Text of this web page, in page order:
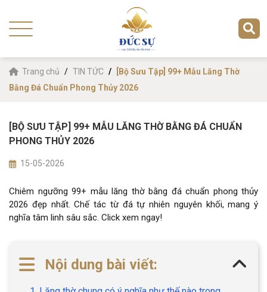
Trang chủ TIN TỨC
[Bộ Sưu Tập] 99+ Mẫu Lăng Thờ
Bằng Đá Chuẩn Phong Thủy 2026
[BỘ SƯU TẬP] 99+ MẪU LĂNG THỜ BẰNG ĐÁ CHUẨN
PHONG THỦY 2026
15-05-2026
Chiêm ngưỡng 99+ mẫu lăng thờ bằng đá chuẩn phong thủy
2026 đẹp nhất. Chế tác từ đá tự nhiên nguyên khối, mang ý
nghĩa tâm linh sâu sắc. Click xem ngay!
Nội dung bài viết: